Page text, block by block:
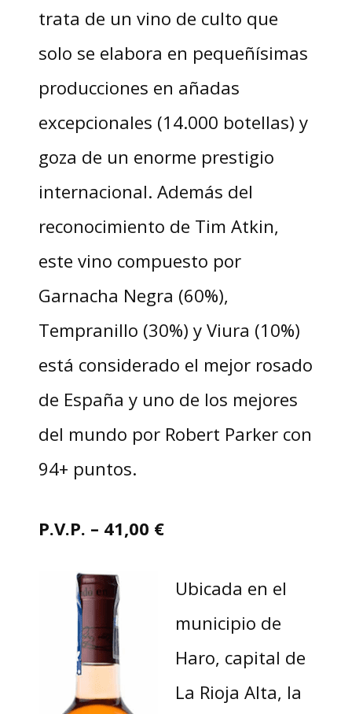
trata de un vino de culto que
solo se elabora en pequeñísimas
producciones en añadas
excepcionales (14.000 botellas) y
goza de un enorme prestigio
internacional. Además del
reconocimiento de Tim Atkin,
este vino compuesto por
Garnacha Negra (60%),
Tempranillo (30%) y Viura (10%)
está considerado el mejor rosado
de España y uno de los mejores
del mundo por Robert Parker con
94+ puntos.
P.V.P. – 41,00 €
Ubicada en el
municipio de
Haro, capital de
La Rioja Alta, la